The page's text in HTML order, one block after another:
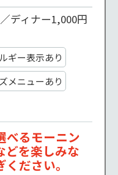
ディナー1,000円
ギー表示あり
メニューあり
べるモーニン
どを楽しみな
ださい。